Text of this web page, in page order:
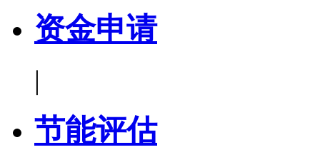
资金申请
|
节能评估